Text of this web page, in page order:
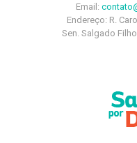
Email:
Endereço: R.
Sen. Salgado Filho